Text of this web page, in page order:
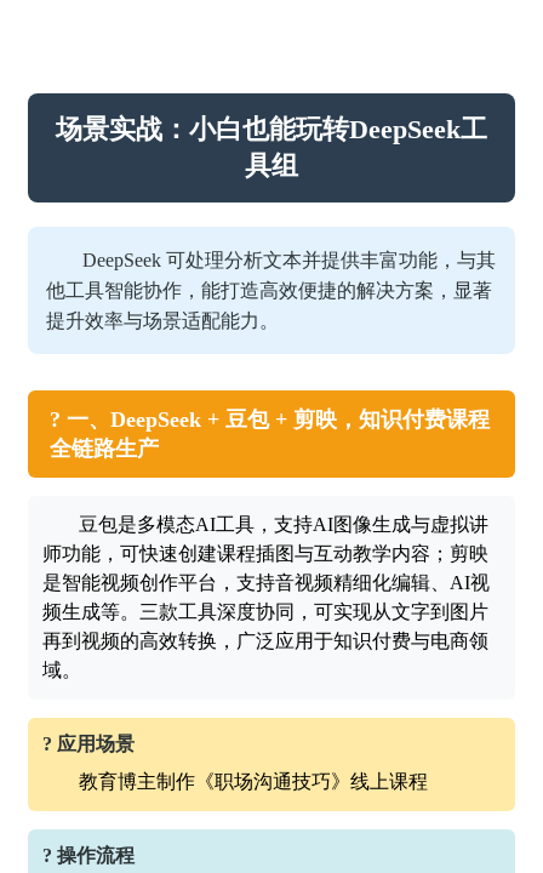
场景实战：小白也能玩转DeepSeek工
具组
DeepSeek 可处理分析文本并提供丰富功能，与其
他工具智能协作，能打造高效便捷的解决方案，显著
提升效率与场景适配能力。
? 一、DeepSeek + 豆包 + 剪映，知识付费课程
全链路生产
豆包是多模态AI工具，支持AI图像生成与虚拟讲
师功能，可快速创建课程插图与互动教学内容；剪映
是智能视频创作平台，支持音视频精细化编辑、AI视
频生成等。三款工具深度协同，可实现从文字到图片
再到视频的高效转换，广泛应用于知识付费与电商领
域。
? 应用场景
教育博主制作《职场沟通技巧》线上课程
? 操作流程